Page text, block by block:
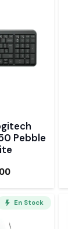
Pebble
En Stock